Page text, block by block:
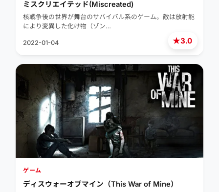
★3.0
ミスクリエイテッド(Miscreated)
核戦争後の世界が舞台のサバイバル系のゲーム。敵は放射能
により変異した化け物（ゾン…
2022-01-04
ゲーム
ディスウォーオブマイン（This War of Mine）